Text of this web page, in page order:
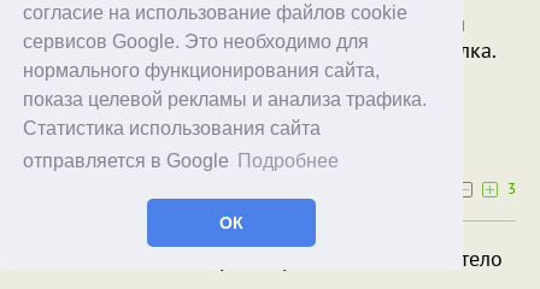
согласие на использование файлов cookie
сервисов Google. Это необходимо для
нормального функционирования сайта,
показа целевой рекламы и анализа трафика.
Статистика использования сайта
отправляется в Google
Подробнее
ОК
Я так скажу, что сперматозоид, ставший
причиной их появления, он тоже из белка.
Ужас то какой!
Red Actor Астронафт
13:04
3
вино - это кровь Христа, а хлеб - его тело